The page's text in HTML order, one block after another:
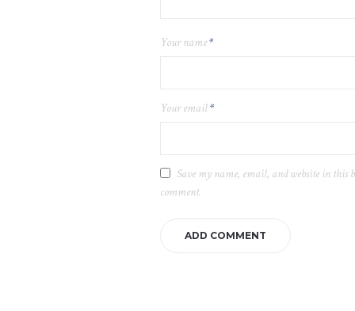
Your name*
Your email*
Save my name, email, and website in this
comment.